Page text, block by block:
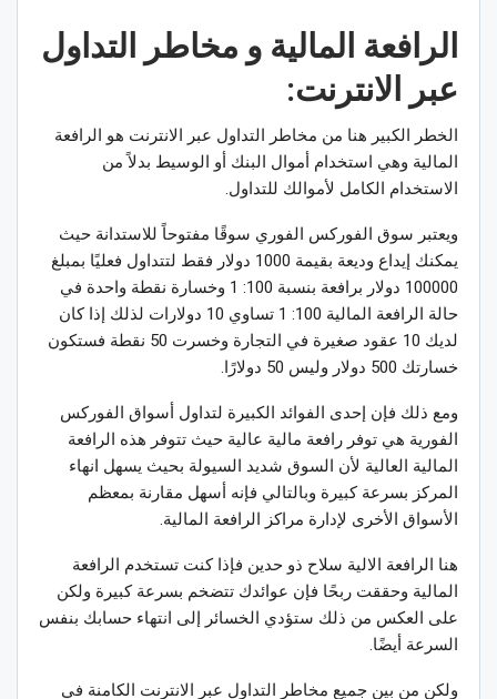
الرافعة المالية و مخاطر التداول
عبر الانترنت:
الخطر الكبير هنا من مخاطر التداول عبر الانترنت هو الرافعة
المالية وهي استخدام أموال البنك أو الوسيط بدلاً من
الاستخدام الكامل لأموالك للتداول.
ويعتبر سوق الفوركس الفوري سوقًا مفتوحاً للاستدانة حيث
يمكنك إيداع وديعة بقيمة 1000 دولار فقط لتتداول فعليًا بمبلغ
100000 دولار برافعة بنسبة 100: 1 وخسارة نقطة واحدة في
حالة الرافعة المالية 100: 1 تساوي 10 دولارات لذلك إذا كان
لديك 10 عقود صغيرة في التجارة وخسرت 50 نقطة فستكون
خسارتك 500 دولار وليس 50 دولارًا.
ومع ذلك فإن إحدى الفوائد الكبيرة لتداول أسواق الفوركس
الفورية هي توفر رافعة مالية عالية حيث تتوفر هذه الرافعة
المالية العالية لأن السوق شديد السيولة بحيث يسهل انهاء
المركز بسرعة كبيرة وبالتالي فإنه أسهل مقارنة بمعظم
الأسواق الأخرى لإدارة مراكز الرافعة المالية.
هنا الرافعة الالية سلاح ذو حدين فإذا كنت تستخدم الرافعة
المالية وحققت ربحًا فإن عوائدك تتضخم بسرعة كبيرة ولكن
على العكس من ذلك ستؤدي الخسائر إلى انتهاء حسابك بنفس
السرعة أيضًا.
ولكن من بين جميع مخاطر التداول عبر الانترنت الكامنة في